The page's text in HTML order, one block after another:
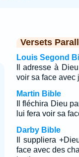
Versets
Louis Segond
Il adresse à
voir sa face avec
Martin Bible
Il fléchira Dieu
lui fera voir sa
Darby Bible
Il suppliera
face avec des